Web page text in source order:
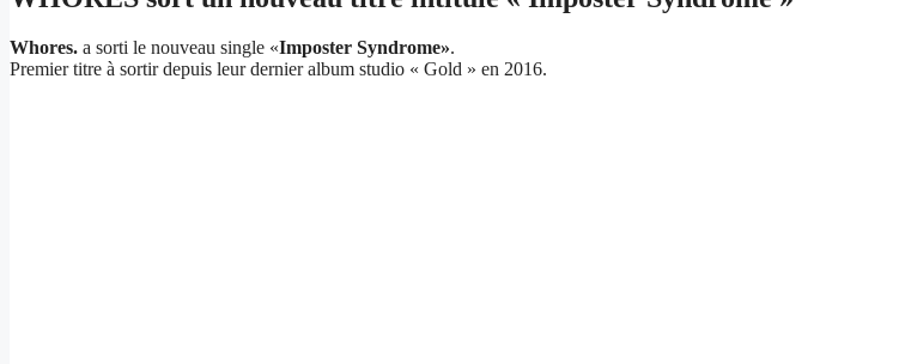
Whores. a sorti le nouveau single «Imposter Syndrome».
Premier titre à sortir depuis leur dernier album studio « Gold » en 2016.